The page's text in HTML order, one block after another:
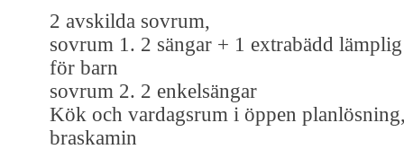
2 avskilda sovrum,
sovrum 1. 2 sängar + 1 extrabädd lämplig
för barn
sovrum 2. 2 enkelsängar
Kök och vardagsrum i öppen
braskamin